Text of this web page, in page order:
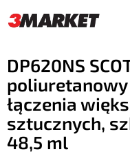
do
treści
DP620NS
łączenia
sztucznych,
48,5 ml